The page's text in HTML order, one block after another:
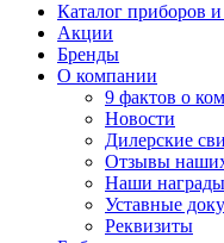
Каталог приборов
Акции
Бренды
О компании
9 фактов о
Новости
Дилерские
Отзывы
Наши
Уставные
Реквизиты